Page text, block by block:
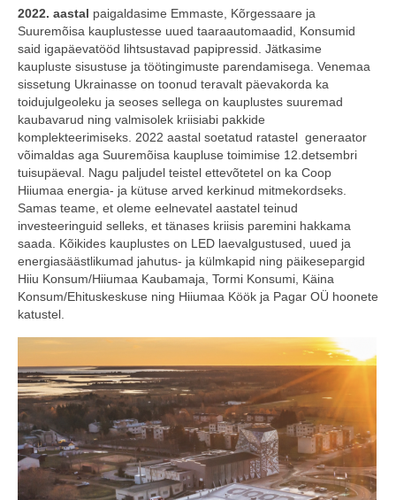
2022. aastal paigaldasime Emmaste, Kõrgessaare ja
Suuremõisa kauplustesse uued taaraautomaadid, Konsumid
said igapäevatööd lihtsustavad papipressid. Jätkasime
kaupluste sisustuse ja töötingimuste parendamisega. Venemaa
sissetung Ukrainasse on toonud teravalt päevakorda ka
toidujulgeoleku ja seoses sellega on kauplustes suuremad
kaubavarud ning valmisolek kriisiabi pakkide
komplekteerimiseks. 2022 aastal soetatud ratastel generaator
võimaldas aga Suuremõisa kaupluse toimimise 12.detsembri
tuisupäeval. Nagu paljudel teistel ettevõtetel on ka Coop
Hiiumaa energia- ja kütuse arved kerkinud mitmekordseks.
Samas teame, et oleme eelnevatel aastatel teinud
investeeringuid selleks, et tänases kriisis paremini hakkama
saada. Kõikides kauplustes on LED laevalgustused, uued ja
energiasäästlikumad jahutus- ja külmkapid ning päikesepargid
Hiiu Konsum/Hiiumaa Kaubamaja, Tormi Konsumi, Käina
Konsum/Ehituskeskuse ning Hiiumaa Köök ja Pagar OÜ hoonete
katustel.